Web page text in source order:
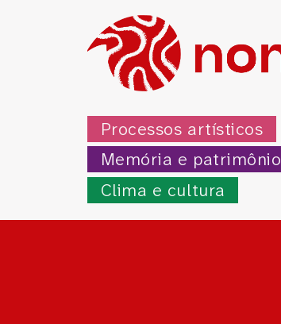
Processos artísticos
Memória e patrimônio
Clima e cultura